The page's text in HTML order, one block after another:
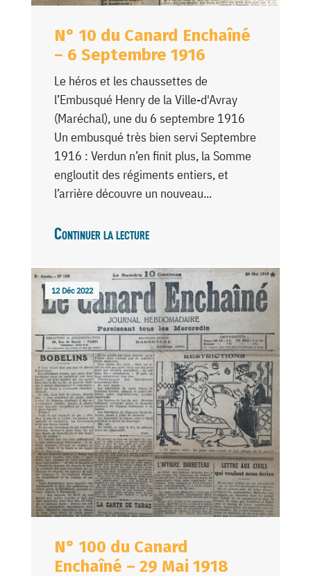
N° 10 du Canard Enchaîné
– 6 Septembre 1916
Le héros et les chaussettes de
l’Embusqué Henry de la Ville-d'Avray
(Maréchal), une du 6 septembre 1916
Un embusqué très bien servi Septembre
1916 : Verdun n’en finit plus, la Somme
engloutit des régiments entiers, et
l’arrière découvre un nouveau...
Continuer la lecture
12 Déc 2022
N° 100 du Canard
Enchaîné – 29 Mai 1918